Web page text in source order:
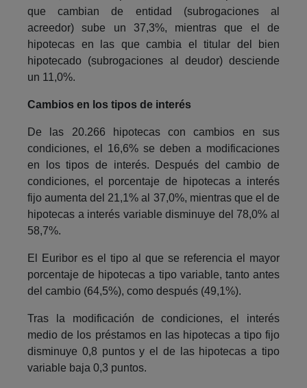
que cambian de entidad (subrogaciones al
acreedor) sube un 37,3%, mientras que el de
hipotecas en las que cambia el titular del bien
hipotecado (subrogaciones al deudor) desciende
un 11,0%.
Cambios en los tipos de interés
De las 20.266 hipotecas con cambios en sus
condiciones, el 16,6% se deben a modificaciones
en los tipos de interés. Después del cambio de
condiciones, el porcentaje de hipotecas a interés
fijo aumenta del 21,1% al 37,0%, mientras que el de
hipotecas a interés variable disminuye del 78,0% al
58,7%.
El Euribor es el tipo al que se referencia el mayor
porcentaje de hipotecas a tipo variable, tanto antes
del cambio (64,5%), como después (49,1%).
Tras la modificación de condiciones, el interés
medio de los préstamos en las hipotecas a tipo fijo
disminuye 0,8 puntos y el de las hipotecas a tipo
variable baja 0,3 puntos.